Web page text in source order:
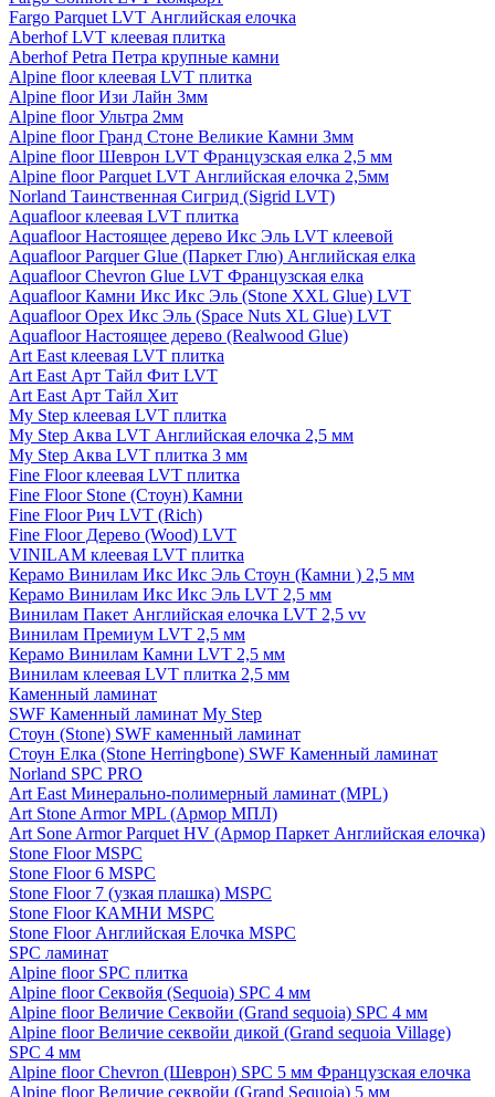
Fargo Parquet LVT Английская елочка
Aberhof LVT клеевая плитка
Aberhof Petra Петра крупные камни
Alpine floor клеевая LVT плитка
Alpine floor Изи Лайн 3мм
Alpine floor Ультра 2мм
Alpine floor Гранд Стоне Великие Камни 3мм
Alpine floor Шеврон LVT Французская елка 2,5 мм
Alpine floor Parquet LVT Английская елочка 2,5мм
Norland Таинственная Сигрид (Sigrid LVT)
Aquafloor клеевая LVT плитка
Aquafloor Настоящее дерево Икс Эль LVT клеевой
Aquafloor Parquer Glue (Паркет Глю) Английская елка
Aquafloor Chevron Glue LVT Французская елка
Aquafloor Камни Икс Икс Эль (Stone XXL Glue) LVT
Aquafloor Орех Икс Эль (Space Nuts XL Glue) LVT
Aquafloor Настоящее дерево (Realwood Glue)
Art East клеевая LVT плитка
Art East Арт Тайл Фит LVT
Art East Арт Тайл Хит
My Step клеевая LVT плитка
My Step Аква LVT Английская елочка 2,5 мм
My Step Аква LVT плитка 3 мм
Fine Floor клеевая LVT плитка
Fine Floor Stone (Стоун) Камни
Fine Floor Рич LVT (Rich)
Fine Floor Дерево (Wood) LVT
VINILAM клеевая LVT плитка
Керамо Винилам Икс Икс Эль Стоун (Камни ) 2,5 мм
Керамо Винилам Икс Икс Эль LVT 2,5 мм
Винилам Пакет Английская елочка LVT 2,5 vv
Винилам Премиум LVT 2,5 мм
Керамо Винилам Камни LVT 2,5 мм
Винилам клеевая LVT плитка 2,5 мм
Каменный ламинат
SWF Каменный ламинат My Step
Стоун (Stone) SWF каменный ламинат
Стоун Елка (Stone Herringbone) SWF Каменный ламинат
Norland SPC PRO
Art East Минерально-полимерный ламинат (MPL)
Art Stone Armor MPL (Армор МПЛ)
Art Sone Armor Parquet HV (Армор Паркет Английская елочка)
Stone Floor MSPC
Stone Floor 6 MSPC
Stone Floor 7 (узкая плашка) MSPC
Stone Floor КАМНИ MSPC
Stone Floor Английская Елочка MSPC
SPC ламинат
Alpine floor SPC плитка
Alpine floor Секвойя (Sequoia) SPC 4 мм
Alpine floor Величие Секвойи (Grand sequoia) SPC 4 мм
Alpine floor Величие секвойи дикой (Grand sequoia Village)
SPC 4 мм
Alpine floor Chevron (Шеврон) SPC 5 мм Французская елочка
Alpine floor Величие секвойи (Grand Sequoia) 5 мм